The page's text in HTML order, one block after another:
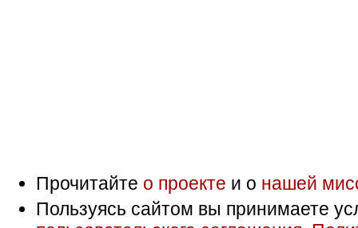
Прочитайте о проекте и о нашей
Пользуясь сайтом вы принимаете